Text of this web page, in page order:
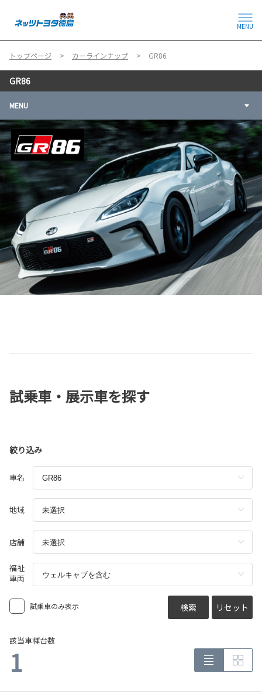
MENU
トップページ カーラインナップ GR86
GR86
MENU
試乗車・展示車を探す
絞り込み
車名
地域
店舗
福祉
車両
試乗車のみ表示 検索 リセット
該当車種台数
1